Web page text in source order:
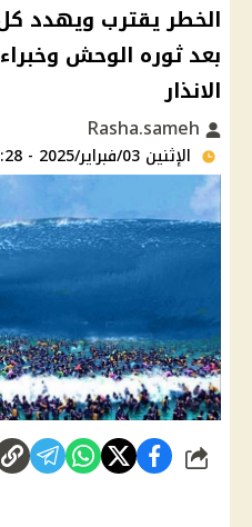
الخطر يقترب ويهدد
بعد ثوره الوحش
الانذار
الإثنين 03/فبراير/2025 - 07:28 م
شارك